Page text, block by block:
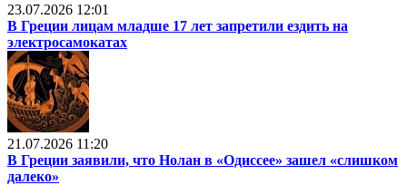
23.07.2026 12:01
В Греции лицам младше 17 лет запретили ездить на
электросамокатах
21.07.2026 11:20
В Греции заявили, что Нолан в «Одиссее» зашел «слишком
далеко»